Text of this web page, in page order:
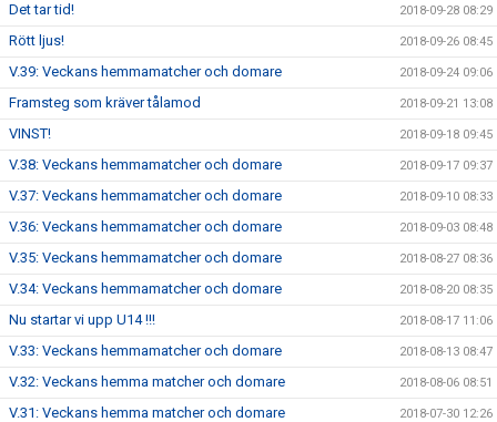
Det tar tid! 2018-09-28 08:29
Rött ljus! 2018-09-26 08:45
V.39: Veckans hemmamatcher och domare 2018-09-24 09:06
Framsteg som kräver tålamod 2018-09-21 13:08
VINST! 2018-09-18 09:45
V.38: Veckans hemmamatcher och domare 2018-09-17 09:37
V.37: Veckans hemmamatcher och domare 2018-09-10 08:33
V.36: Veckans hemmamatcher och domare 2018-09-03 08:48
V.35: Veckans hemmamatcher och domare 2018-08-27 08:36
V.34: Veckans hemmamatcher och domare 2018-08-20 08:35
Nu startar vi upp U14 !!! 2018-08-17 11:06
V.33: Veckans hemmamatcher och domare 2018-08-13 08:47
V.32: Veckans hemma matcher och domare 2018-08-06 08:51
V.31: Veckans hemma matcher och domare 2018-07-30 12:26